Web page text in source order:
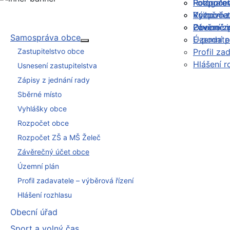
Územní
Profil
Hlášení
Výroční
Povinné
E-
Knihovna
Obecní
Samospráva obce
Zastupitelstvo obce
Usnesení zastupitelstva
Zápisy z jednání rady
Sběrné místo
Vyhlášky obce
Rozpočet obce
Rozpočet ZŠ a MŠ Želeč
Závěrečný účet obce
Územní plán
Profil zadavatele – výběrová řízení
Hlášení rozhlasu
Obecní úřad